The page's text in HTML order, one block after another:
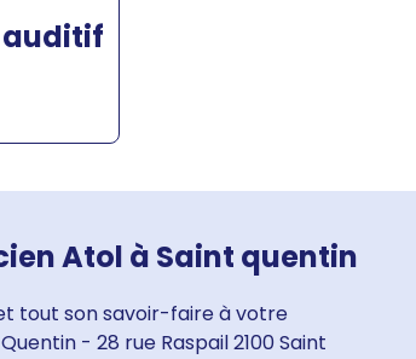
Atol à Saint quentin
tout son savoir-faire à votre
- 28 rue Raspail 2100 Saint